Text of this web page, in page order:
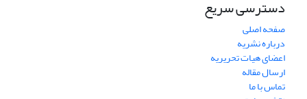
دسترسی سریع
صفحه اصلی
درباره نشریه
اعضای هیات تحریریه
ارسال مقاله
تماس با ما